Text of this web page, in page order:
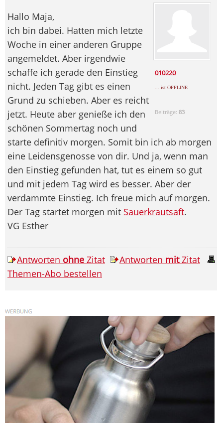
010220
... ist OFFLINE
Beiträge:83
Hallo Maja,
ich bin dabei. Hatten mich letzte
Woche in einer anderen Gruppe
angemeldet. Aber irgendwie
schaffe ich gerade den Einstieg
nicht. Jeden Tag gibt es einen
Grund zu schieben. Aber es reicht
jetzt. Heute aber genieße ich den
schönen Sommertag noch und
starte definitiv morgen. Somit bin ich ab morgen
eine Leidensgenosse von dir. Und ja, wenn man
den Einstieg gefunden hat, tut es einem so gut
und mit jedem Tag wird es besser. Aber der
verdammte Einstieg. Ich freue mich auf morgen.
Der Tag startet morgen mit Sauerkrautsaft.
VG Esther
Antworten ohne Zitat Antworten mitZitat
Themen-Abo bestellen